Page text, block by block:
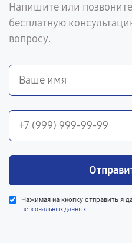
Напишите или
бесплатную
вопросу.
Нажимая на кнопку отправить я
персональных данных.